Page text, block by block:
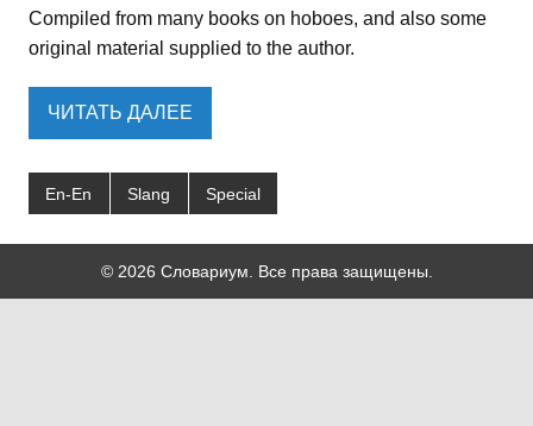
Compiled from many books on hoboes, and also some
original material supplied to the author.
ЧИТАТЬ ДАЛЕЕ
En-En Slang Special
© 2026 Словариум. Все права защищены.